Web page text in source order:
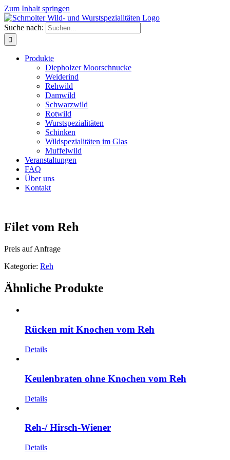
Zum Inhalt springen
Suche nach:
Produkte
Diepholzer Moorschnucke
Weiderind
Rehwild
Damwild
Schwarzwild
Rotwild
Wurstspezialitäten
Schinken
Wildspezialitäten im Glas
Muffelwild
Veranstaltungen
FAQ
Über uns
Kontakt
Filet vom Reh
Preis auf Anfrage
Kategorie: Reh
Ähnliche Produkte
Rücken mit Knochen vom Reh
Details
Keulenbraten ohne Knochen vom Reh
Details
Reh-/ Hirsch-Wiener
Details